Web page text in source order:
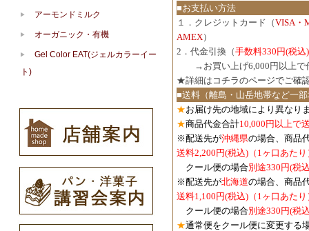
■お支払い方法
１．クレジットカード（VISA・
AMEX）
2．代金引換（手数料330円(税込)
→お買い上げ6,000円以上で
★詳細は コチラのページでご確
■送料（離島・山岳地帯など一
★お届け先の地域により異なり
★商品代金合計10,000円以上で
※配送先が沖縄県の場合、商品
送料2,200円(税込)（1ヶ口あたり
クール便の場合別途330円(税
※配送先が北海道の場合、商品
送料1,100円(税込) （1ヶ口あた
クール便の場合別途330円(税
★通常便をクール便に変更する
アーモンドミルク
オーガニック・有機
Gel Color EAT(ジェルカラーイー
ト)